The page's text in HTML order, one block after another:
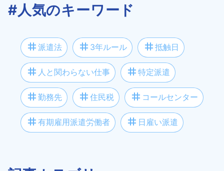
#人気のキーワード
tag 派遣法 tag 3年ルール tag 抵触日
tag 人と関わらない仕事 tag 特定派遣
tag 勤務先 tag 住民税 tag コールセンター
tag 有期雇用派遣労働者 tag 日雇い派遣